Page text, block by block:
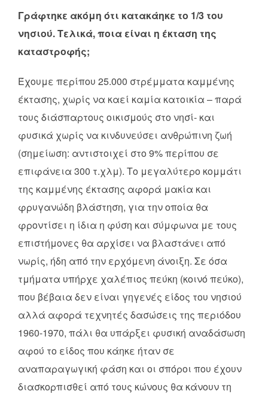
Γράφτηκε ακόμη ότι κατακάηκε το 1/3 του
νησιού. Τελικά, ποια είναι η έκταση της
καταστροφής;
Έχουμε περίπου 25.000 στρέμματα καμμένης
έκτασης, χωρίς να καεί καμία κατοικία – παρά
τους διάσπαρτους οικισμούς στο νησί- και
φυσικά χωρίς να κινδυνεύσει ανθρώπινη ζωή
(σημείωση: αντιστοιχεί στο 9% περίπου σε
επιφάνεια 300 τ.χλμ). Το μεγαλύτερο κομμάτι
της καμμένης έκτασης αφορά μακία και
φρυγανώδη βλάστηση, για την οποία θα
φροντίσει η ίδια η φύση και σύμφωνα με τους
επιστήμονες θα αρχίσει να βλαστάνει από
νωρίς, ήδη από την ερχόμενη άνοιξη. Σε όσα
τμήματα υπήρχε χαλέπιος πεύκη (κοινό πεύκο),
που βέβαια δεν είναι γηγενές είδος του νησιού
αλλά αφορά τεχνητές δασώσεις της περιόδου
1960-1970, πάλι θα υπάρξει φυσική αναδάσωση
αφού το είδος που κάηκε ήταν σε
αναπαραγωγική φάση και οι σπόροι που έχουν
διασκορπισθεί από τους κώνους θα κάνουν τη